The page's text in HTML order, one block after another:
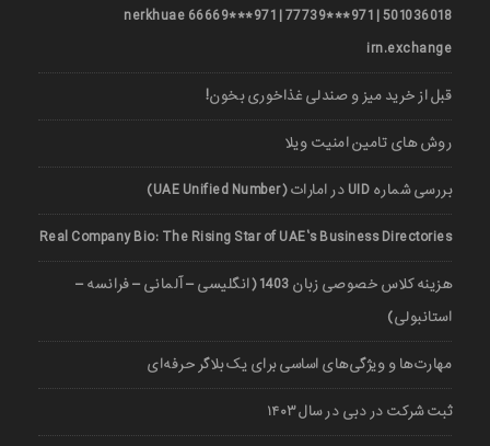
501036018 | 971***77739 | 971***66669 nerkhuae
irn.exchange
قبل از خرید میز و صندلی غذاخوری بخون!
روش های تامین امنیت ویلا
بررسی شماره UID در امارات (UAE Unified Number)
Real Company Bio: The Rising Star of UAE’s Business Directories
هزینه کلاس خصوصی زبان 1403 (انگلیسی – آلمانی – فرانسه –
استانبولی)
مهارت‌ها و ویژگی‌های اساسی برای یک بلاگر حرفه‌ای
ثبت شرکت در دبی در سال ۱۴۰۳